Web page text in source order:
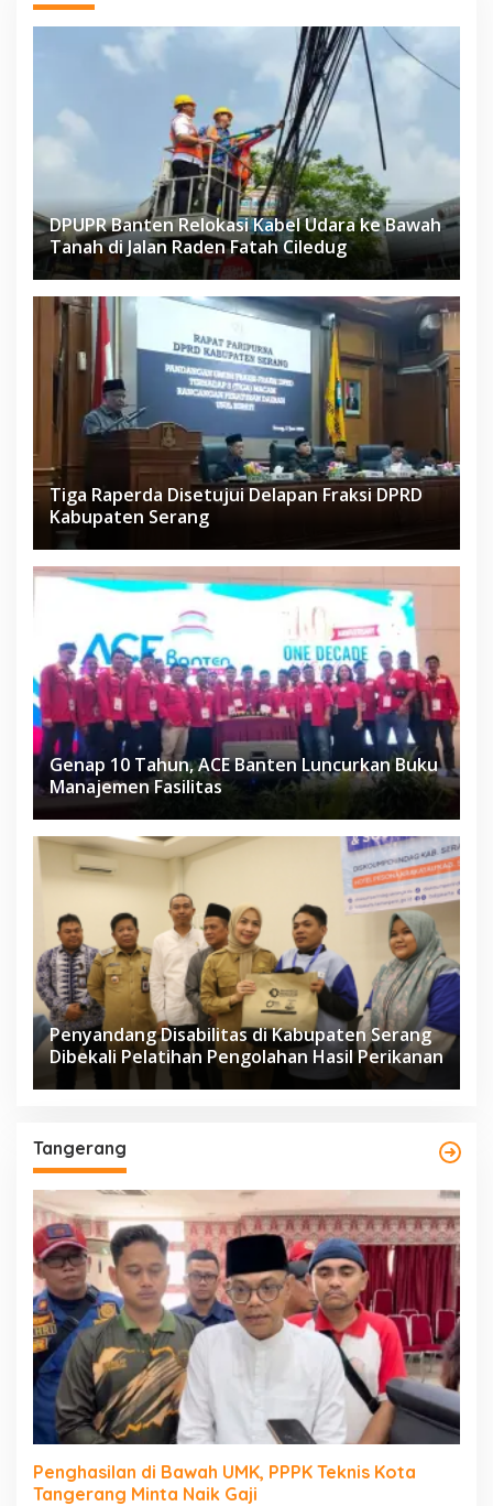
DPUPR Banten Relokasi Kabel Udara ke Bawah
Tanah di Jalan Raden Fatah Ciledug
Tiga Raperda Disetujui Delapan Fraksi DPRD
Kabupaten Serang
Genap 10 Tahun, ACE Banten Luncurkan Buku
Manajemen Fasilitas
Penyandang Disabilitas di Kabupaten Serang
Dibekali Pelatihan Pengolahan Hasil Perikanan
Tangerang
Penghasilan di Bawah UMK, PPPK Teknis Kota
Tangerang Minta Naik Gaji